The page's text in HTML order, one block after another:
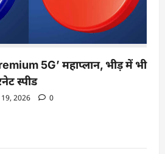
5G’ महाप्लान, भीड़ में भी
स्पीड
19, 2026 0